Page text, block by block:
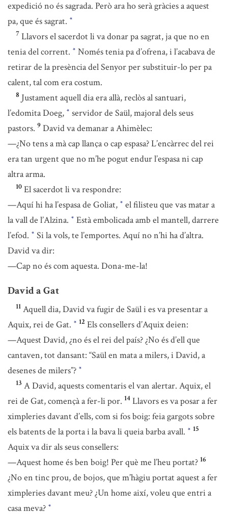
expedició no és sagrada. Però ara ho serà gràcies a aquest
pa, que és sagrat. *
7 Llavors el sacerdot li va donar pa sagrat, ja que no en
tenia del corrent. * Només tenia pa d’ofrena, i l’acabava de
retirar de la presència del Senyor per substituir-lo per pa
calent, tal com era costum.
8 Justament aquell dia era allà, reclòs al santuari,
l’edomita Doeg, * servidor de Saül, majoral dels seus
pastors. 9 David va demanar a Ahimèlec:
—¿No tens a mà cap llança o cap espasa? L’encàrrec del rei
era tan urgent que no m’he pogut endur l’espasa ni cap
altra arma.
10 El sacerdot li va respondre:
—Aquí hi ha l’espasa de Goliat, * el filisteu que vas matar a
la vall de l’Alzina. * Està embolicada amb el mantell, darrere
l’efod. * Si la vols, te l’emportes. Aquí no n’hi ha d’altra.
David va dir:
—Cap no és com aquesta. Dona-me-la!
David a Gat
11 Aquell dia, David va fugir de Saül i es va presentar a
Aquix, rei de Gat. * 12 Els consellers d’Aquix deien:
—Aquest David, ¿no és el rei del país? ¿No és d’ell que
cantaven, tot dansant: “Saül en mata a milers, i David, a
desenes de milers”? *
13 A David, aquests comentaris el van alertar. Aquix, el
rei de Gat, començà a fer-li por. 14 Llavors es va posar a fer
ximpleries davant d’ells, com si fos boig: feia gargots sobre
els batents de la porta i la bava li queia barba avall. * 15
Aquix va dir als seus consellers:
—Aquest home és ben boig! Per què me l’heu portat? 16
¿No en tinc prou, de bojos, que m’hàgiu portat aquest a fer
ximpleries davant meu? ¿Un home així, voleu que entri a
casa meva? *